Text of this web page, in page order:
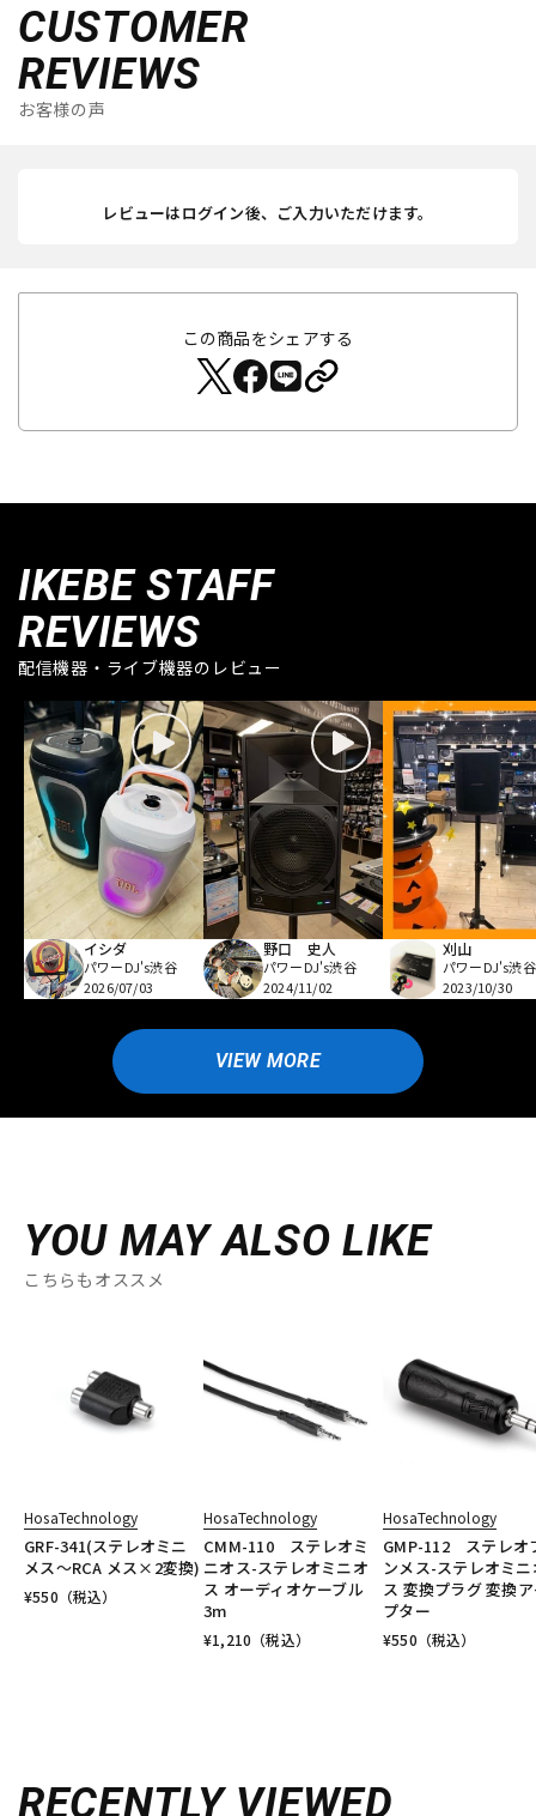
CUSTOMER
REVIEWS
お客様の声
レビューはログイン後、ご入力いただけます。
この商品をシェアする
IKEBE STAFF
REVIEWS
配信機器・ライブ機器のレビュー
イシダ
パワーDJ's渋谷
2026/07/03
野口 史人
パワーDJ's渋谷
2024/11/02
刈山
パワーDJ's渋谷
2023/10/30
VIEW MORE
YOU MAY ALSO LIKE
こちらもオススメ
HosaTechnology
GRF-341(ステレオミニ
メス～RCA メス×2変換)
¥550 （税込）
HosaTechnology
CMM-110 ステレオミ
ニオス-ステレオミニオ
ス オーディオケーブル
3m
¥1,210 （税込）
HosaTechnology
GMP-112 ステレオ
ンメス-ステレオミニ
ス 変換プラグ 変換
プター
¥550 （税込）
RECENTLY VIEWED